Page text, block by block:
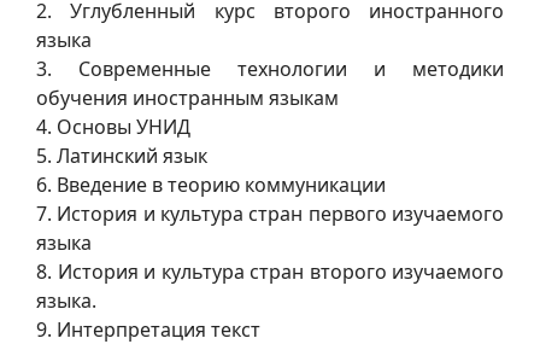
2. Углубленный курс второго иностранного
языка
3. Современные технологии и методики
обучения иностранным языкам
4. Основы УНИД
5. Латинский язык
6. Введение в теорию коммуникации
7. История и культура стран первого изучаемого
языка
8. История и культура стран второго изучаемого
языка.
9. Интерпретация текст